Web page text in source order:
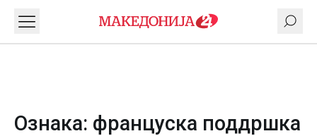
Ознака: француска поддршка